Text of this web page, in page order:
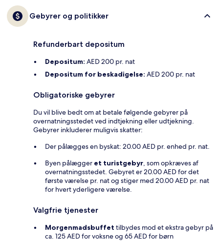
Gebyrer og politikker
Refunderbart depositum
Depositum: AED 200 pr. nat
Depositum for beskadigelse: AED 200 pr. nat
Obligatoriske gebyrer
Du vil blive bedt om at betale følgende gebyrer på
overnatningsstedet ved indtjekning eller udtjekning.
Gebyrer inkluderer muligvis skatter:
Der pålægges en byskat: 20.00 AED pr. enhed pr. nat.
Byen pålægger et turistgebyr, som opkræves af
overnatningsstedet. Gebyret er 20.00 AED for det
første værelse pr. nat og stiger med 20.00 AED pr. nat
for hvert yderligere værelse.
Valgfrie tjenester
Morgenmadsbuffet tilbydes mod et ekstra gebyr på
ca. 125 AED for voksne og 65 AED for børn